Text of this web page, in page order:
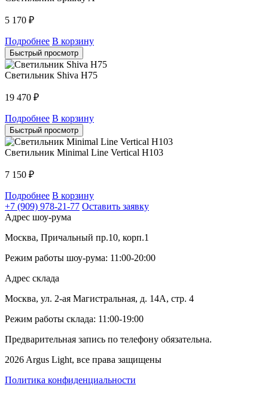
5 170 ₽
Подробнее В корзину
Быстрый просмотр
Светильник Shiva H75
19 470 ₽
Подробнее В корзину
Быстрый просмотр
Светильник Minimal Line Vertical H103
7 150 ₽
Подробнее В корзину
+7 (909) 978-21-77 Оставить заявку
Адрес шоу-рума
Москва, Причальный пр.10, корп.1
Режим работы шоу-рума: 11:00-20:00
Адрес склада
Москва, ул. 2-ая Магистральная, д. 14А, стр. 4
Режим работы склада: 11:00-19:00
Предварительная запись по телефону обязательна.
2026 Argus Light, все права защищены
Политика конфиденциальности